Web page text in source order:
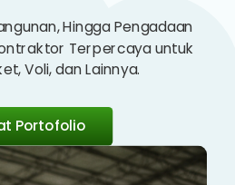
Hingga Pengadaan
Terpercaya untuk
Voli, dan Lainnya.
Portofolio